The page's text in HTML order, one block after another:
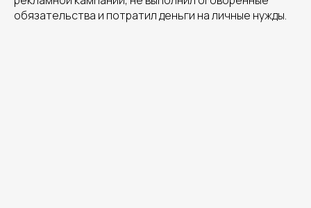
обязательства и потратил деньги на личные нужды.